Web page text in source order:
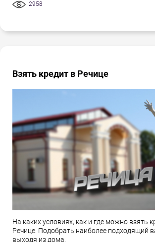
2958
Взять кредит в Речице
На каких условиях, как и где можно взять
Речице. Подобрать наиболее подходящий
выходя из дома.